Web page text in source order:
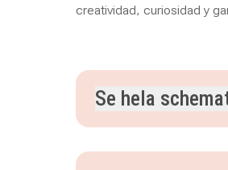
creatividad, curiosidad y
Se hela